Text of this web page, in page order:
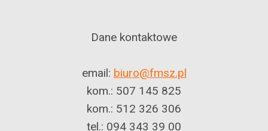
Dane kontaktowe
email: biuro@fmsz.pl
kom.: 507 145 825
kom.: 512 326 306
tel.: 094 343 39 00